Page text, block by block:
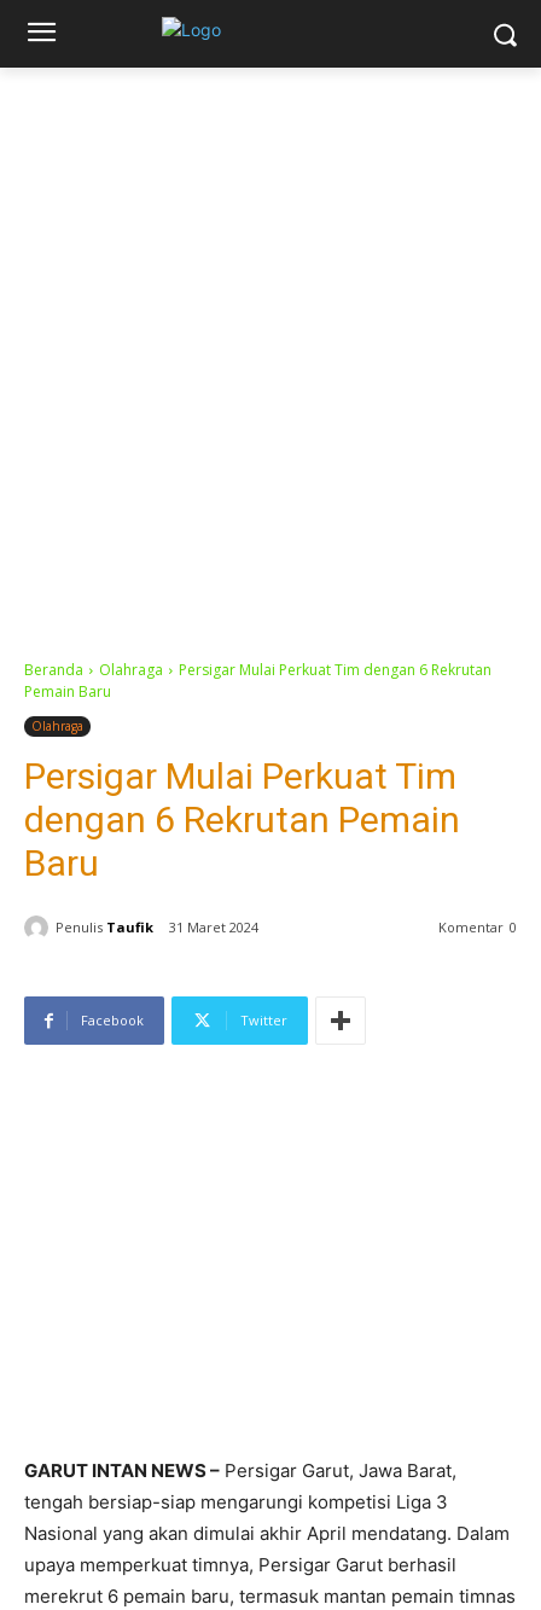
Beranda Olahraga
Persigar Mulai Perkuat Tim dengan 6 Rekrutan
Pemain Baru
Olahraga
Persigar Mulai Perkuat Tim
dengan 6 Rekrutan Pemain
Baru
Penulis Taufik 31 Maret 2024 Komentar 0
Facebook Twitter
GARUT INTAN NEWS – Persigar Garut, Jawa Barat,
tengah bersiap-siap mengarungi kompetisi Liga 3
Nasional yang akan dimulai akhir April mendatang. Dalam
upaya memperkuat timnya, Persigar Garut berhasil
merekrut 6 pemain baru, termasuk mantan pemain timnas